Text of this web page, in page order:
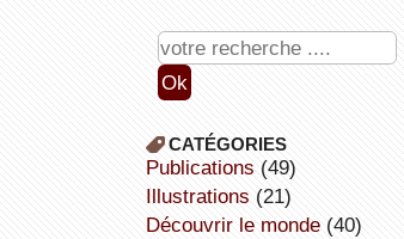
CATÉGORIES
publications (49)
illustrations (21)
découvrir le monde(40)